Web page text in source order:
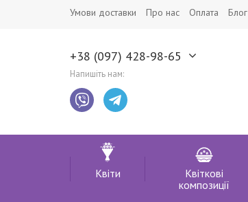
Умови доставки Про нас Оплата Блог
+38 (097) 428-98-65
Напишіть нам:
Квіти
Квіткові
композиції